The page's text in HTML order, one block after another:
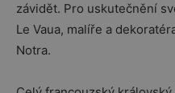
závidět. Pro uskutečnění
Le Vaua, malíře a
Notra.